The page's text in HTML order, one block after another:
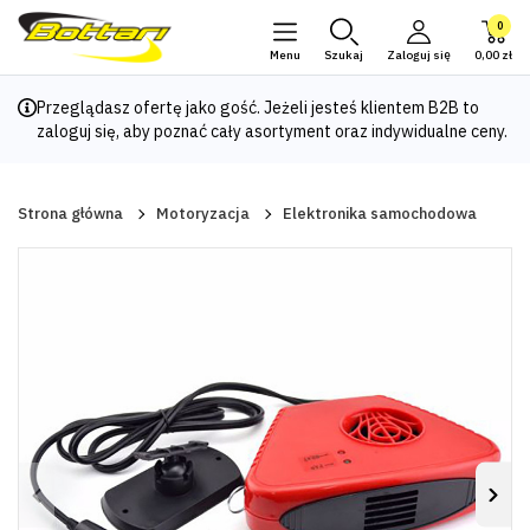
Menu Szukaj Zaloguj się
0
0,00 zł
Przeglądasz ofertę jako gość. Jeżeli jesteś klientem B2B to
zaloguj się, aby poznać cały asortyment oraz indywidualne ceny.
Strona główna Motoryzacja Elektronika samochodowa
Poprzedni